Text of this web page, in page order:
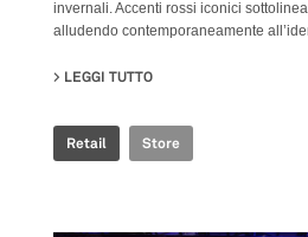
invernali. Accenti rossi iconici
alludendo contemporaneamente
LEGGI TUTTO
Retail Store